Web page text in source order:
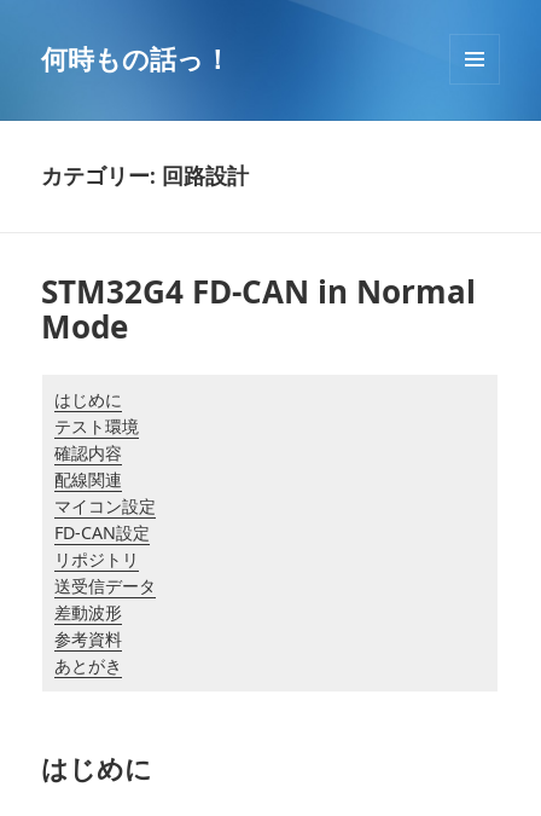
何時もの話っ！
ーとウ
カテゴリー: 回路設計
STM32G4 FD-CAN in Normal
Mode
はじめに
テスト環境
確認内容
配線関連
マイコン設定
FD-CAN設定
リポジトリ
送受信データ
差動波形
参考資料
あとがき
はじめに